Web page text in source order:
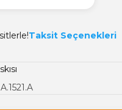
Taksit Seçenekleri